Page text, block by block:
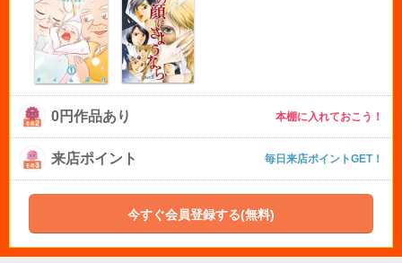
0円作品あり 本棚に入れておこう！
来店ポイント 毎日来店ポイントGET！
今すぐ会員登録する(無料)